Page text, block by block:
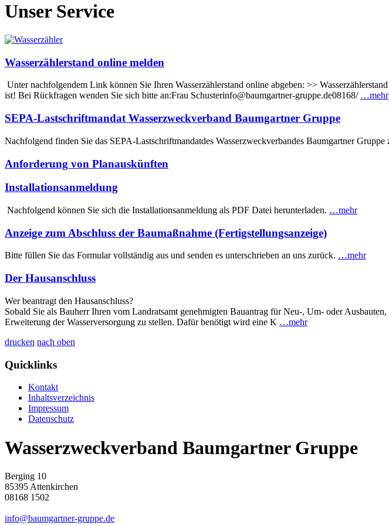
Unser Service
Wasserzählerstand online melden
Unter nachfolgendem Link können Sie Ihren Wasserzählerstand online abgeben: >>
ist! Bei Rückfragen wenden Sie sich bitte an:Frau Schusterinfo@baumgartner-gruppe.de08168/ …mehr
SEPA-Lastschriftmandat Wasserzweckverband Baumgartner Gruppe
Nachfolgend finden Sie das SEPA-Lastschriftmandatdes Wasserzweckverbandes Baumgartner
Anforderung von Planauskünften
Installationsanmeldung
Nachfolgend können Sie sich die Installationsanmeldung als PDF Datei herunterladen. …mehr
Anzeige zum Abschluss der Baumaßnahme (Fertigstellungsanzeige)
Bitte füllen Sie das Formular vollständig aus und senden es unterschrieben an uns zurück. …mehr
Der Hausanschluss
Wer beantragt den Hausanschluss?
Sobald Sie als Bauherr Ihren vom Landratsamt genehmigten Bauantrag für Neu-, Um- oder
Erweiterung der Wasserversorgung zu stellen. Dafür benötigt wird eine K …mehr
drucken nach oben
Quicklinks
Kontakt
Inhaltsverzeichnis
Impressum
Datenschutz
Wasserzweckverband Baumgartner Gruppe
Berging 10
85395 Attenkirchen
08168 1502
info@baumgartner-gruppe.de